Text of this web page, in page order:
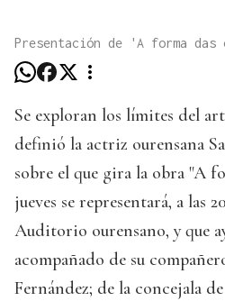
Presentación de 'A forma das
Se exploran los límites del
definió la actriz ourensana
sobre el que gira la obra "A
jueves se representará, a las
Auditorio ourensano, y que
acompañado de su
Fernández; de la concejala